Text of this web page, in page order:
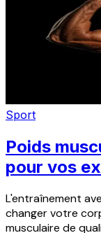
Sport
Poids
pour vos
L'entraînement
changer votre
musculaire de